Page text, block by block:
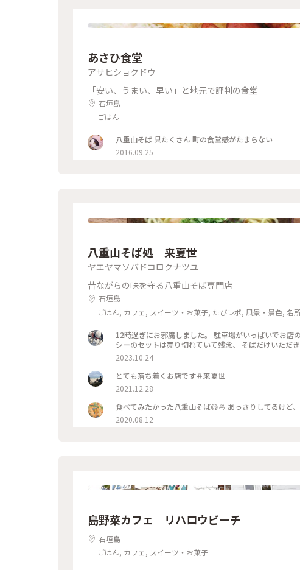
あさひ食堂
アサヒショクドウ
「安い、うまい、早い」と地元で評判の食堂
石垣島
ごはん
八重山そば 具たくさん 町の食堂感がたまらない
2016.09.25
八重山そば処 来夏世
ヤエヤマソバドコロクナツユ
昔ながらの味を守る八重山そば専門店
石垣島
ごはん, カフェ, スイーツ・お菓子, たびレポ, 風景・景色, 名
12時過ぎにお邪魔しました。 駐車場がいっぱいでお店
シーのセットは売り切れていて残念、 そばだけいただ
2023.10.24
とても落ち着くお店です＃来夏世
2021.12.28
2020.08.12
島野菜カフェ リハロウビーチ
石垣島
ごはん, カフェ, スイーツ・お菓子